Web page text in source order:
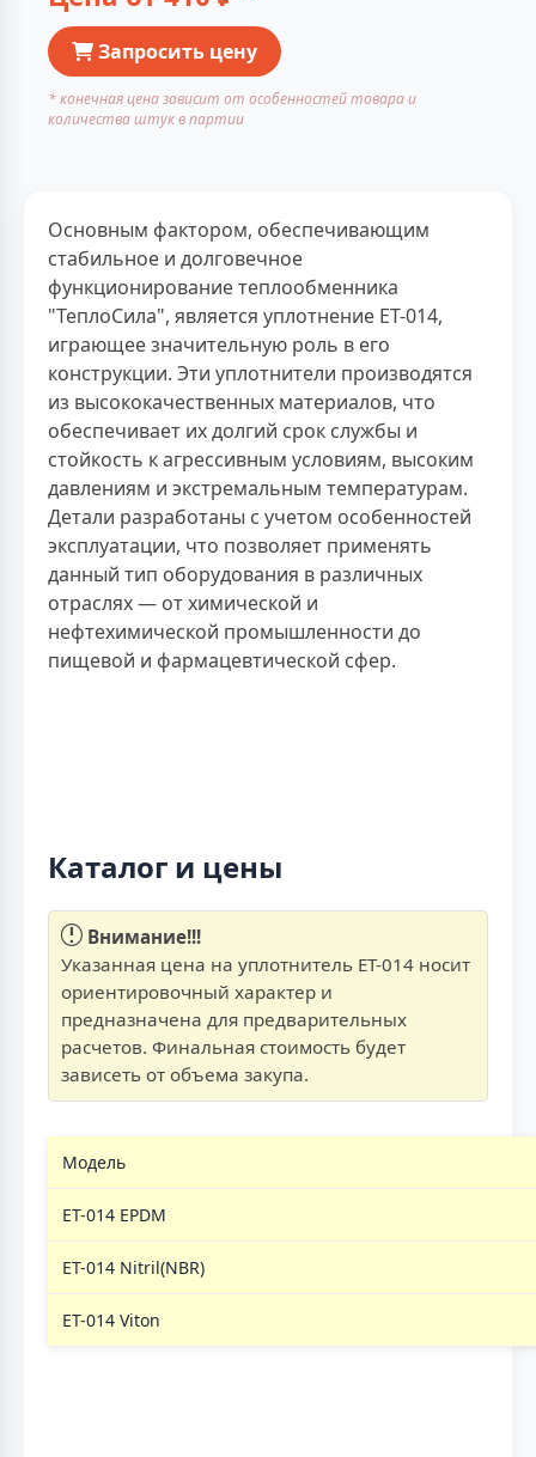
Запросить цену
* конечная цена зависит от особенностей товара и
количества штук в партии
Основным фактором, обеспечивающим
стабильное и долговечное
функционирование теплообменника
"ТеплоСила", является уплотнение ЕТ-014,
играющее значительную роль в его
конструкции. Эти уплотнители производятся
из высококачественных материалов, что
обеспечивает их долгий срок службы и
стойкость к агрессивным условиям, высоким
давлениям и экстремальным температурам.
Детали разработаны с учетом особенностей
эксплуатации, что позволяет применять
данный тип оборудования в различных
отраслях — от химической и
нефтехимической промышленности до
пищевой и фармацевтической сфер.
Каталог и цены
Внимание!!!
Указанная цена на уплотнитель ЕТ-014 носит
ориентировочный характер и
предназначена для предварительных
расчетов. Финальная стоимость будет
зависеть от объема закупа.
Модель
ЕТ-014 EPDM
ЕТ-014 Nitril(NBR)
ЕТ-014 Viton